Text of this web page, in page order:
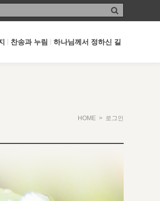
찬송과 누림 하나님께서 정하신 길
HOME > 로그인